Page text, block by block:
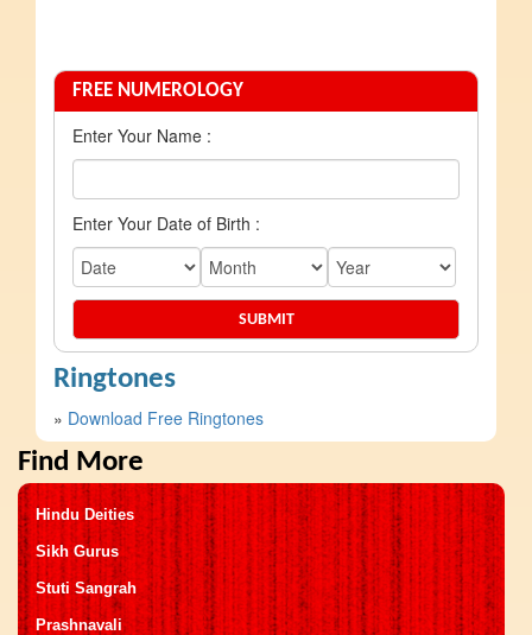
FREE NUMEROLOGY
Enter Your Name :
Enter Your Date of Birth :
Ringtones
» Download Free Ringtones
Find More
Hindu Deities
Sikh Gurus
Stuti Sangrah
Prashnavali